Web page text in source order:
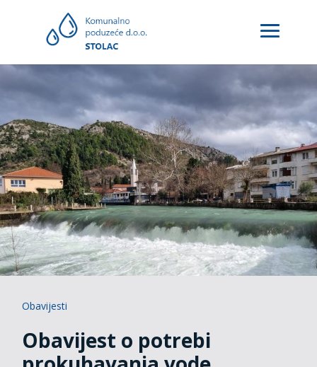
Obavijesti
Obavijest o potrebi